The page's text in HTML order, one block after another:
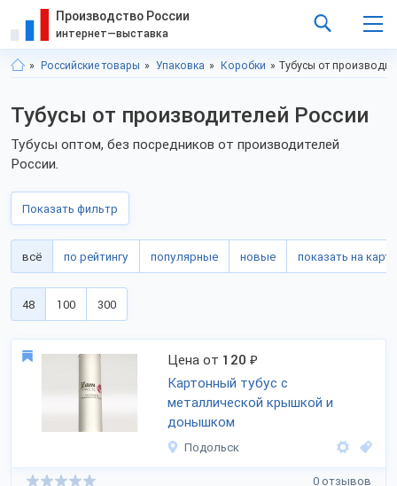
Производство России
интернет—выставка
Российские товары Упаковка Коробки Тубусы от
Тубусы от производителей России
Тубусы оптом, без посредников от производителей
России.
Показать фильтр
всё по рейтингу популярные новые показать на карте
48 100 300
Цена от 120 ₽
Картонный тубус с
металлической крышкой и
донышком
Подольск
0 отзывов